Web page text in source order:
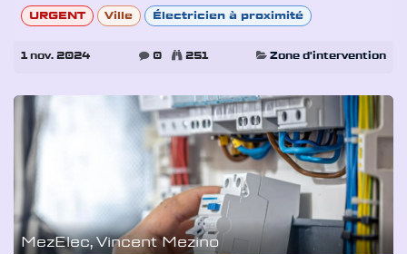
URGENT Ville Électricien à proximité
1 nov. 2024 0 251 Zone d'intervention
MezElec, Vincent Mezino